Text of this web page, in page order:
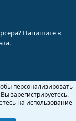
Напишите в
персонализировать
зарегистрируетесь.
на использование